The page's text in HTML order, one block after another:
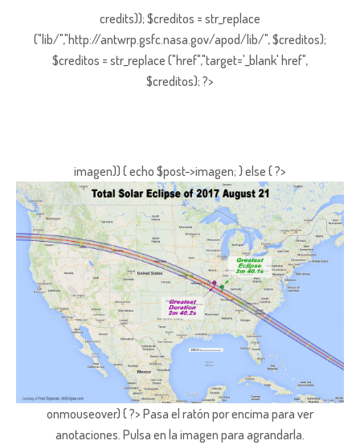
credits)); $creditos = str_replace
("lib/","http://antwrp.gsfc.nasa.gov/apod/lib/", $creditos);
$creditos = str_replace ("href","target='_blank' href",
$creditos); ?>
imagen)) { echo $post->imagen; } else { ?>
onmouseover) { ?> Pasa el ratón por encima para ver
anotaciones. Pulsa en la imagen para agrandarla.